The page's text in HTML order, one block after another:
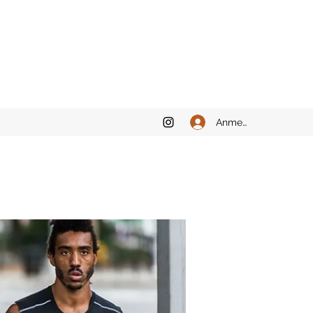
Anmelden